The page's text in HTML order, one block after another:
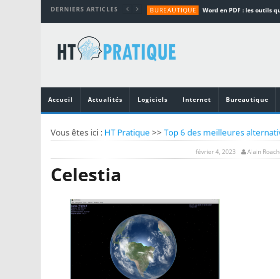
DERNIERS ARTICLES BUREAUTIQUE
TUTORIALS
MATÉRIEL
Accueil
Actualités Logiciels Internet Bureautique
Vous êtes ici : HT Pratique >> Top 6 des meilleures
février 4, 2023 Alain
Celestia